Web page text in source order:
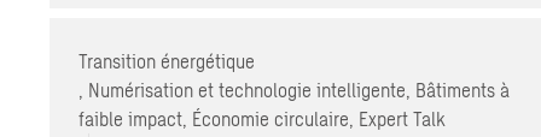
Transition énergétique
, Numérisation et technologie intelligente, Bâtiments à
faible impact, Économie circulaire, Expert Talk